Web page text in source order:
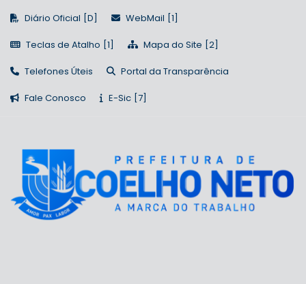
Diário Oficial WebMail
Teclas de Atalho Mapa do Site
Telefones Úteis Portal da Transparência
Fale Conosco E-Sic